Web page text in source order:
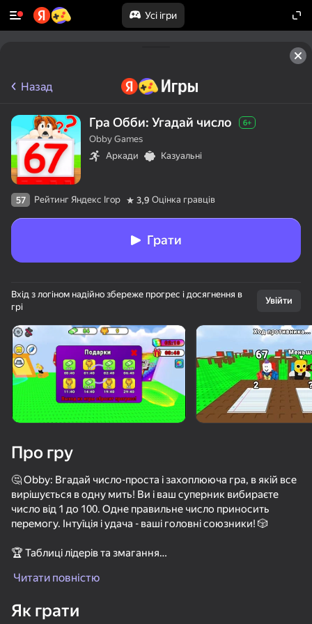
Усі ігри
Поверніть пристрій
Гра працює тільки в горизонтальній
орієнтації
Завантаження
Назад
Гра Обби: Угадай число 6+
Obby Games
Аркади
Казуальні
57 Рейтинг Яндекс Ігор 3,9 Оцінка гравців
Грати
Вхід з логіном надійно збереже прогрес і досягнення в
грі
Увійти
Про гру
🤔 Obby: Вгадай число-проста і захоплююча гра, в якій все
вирішується в одну мить! Ви і ваш суперник вибираєте
число від 1 до 100. Одне правильне число приносить
перемогу. Інтуїція і удача - ваші головні союзники! 🎲
🏆 Таблиці лідерів та змагання
рейтинг і доведіть це! Змагайтеся з іншими гравцями. Чим
позиція в таблиці лідерів. Стати легендою Obby! 📊
Читати повністю
Як грати